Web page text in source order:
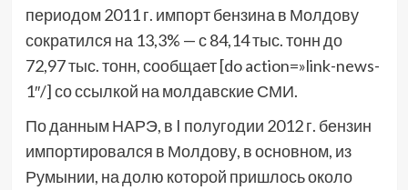
периодом 2011 г. импорт бензина в Молдову
сократился на 13,3% — с 84,14 тыс. тонн до
72,97 тыс. тонн, сообщает [do action=»link-news-
1″/] со ссылкой на молдавские СМИ.
По данным НАРЭ, в I полугодии 2012 г. бензин
импортировался в Молдову, в основном, из
Румынии, на долю которой пришлось около